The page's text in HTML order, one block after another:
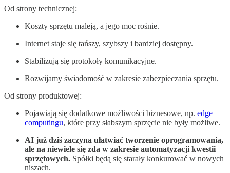
Od strony technicznej:
Koszty sprzętu maleją, a jego moc rośnie.
Internet staje się tańszy, szybszy i bardziej dostępny.
Stabilizują się protokoły komunikacyjne.
Rozwijamy świadomość w zakresie zabezpieczania sprzętu.
Od strony produktowej:
Pojawiają się dodatkowe możliwości biznesowe, np. edge
computingu, które przy słabszym sprzęcie nie były możliwe.
AI już dziś zaczyna ułatwiać tworzenie oprogramowania,
ale na niewiele się zda w zakresie automatyzacji kwestii
sprzętowych. Spółki będą się starały konkurować w nowych
niszach.